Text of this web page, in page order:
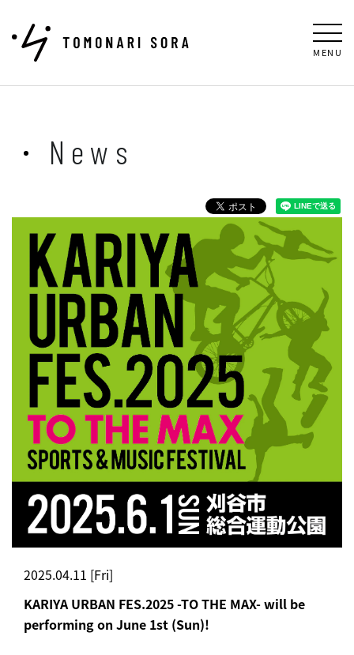
MENU
News
2025.04.11 [Fri]
KARIYA URBAN FES.2025 -TO THE MAX- will be
performing on June 1st (Sun)!